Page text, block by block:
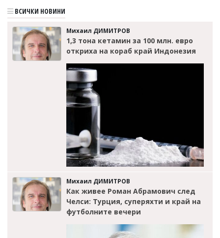
ВСИЧКИ НОВИНИ
Михаил ДИМИТРОВ
1,3 тона кетамин за 100 млн. евро
откриха на кораб край Индонезия
Михаил ДИМИТРОВ
Как живее Роман Абрамович след
Челси: Турция, суперяхти и край на
футболните вечери